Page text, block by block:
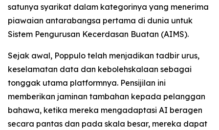
satunya syarikat dalam kategorinya yang menerima
piawaian antarabangsa pertama di dunia untuk
Sistem Pengurusan Kecerdasan Buatan (AIMS).
Sejak awal, Poppulo telah menjadikan tadbir urus,
keselamatan data dan kebolehskalaan sebagai
tonggak utama platformnya. Pensijilan ini
memberikan jaminan tambahan kepada pelanggan
bahawa, ketika mereka mengadaptasi AI beragen
secara pantas dan pada skala besar, mereka dapat